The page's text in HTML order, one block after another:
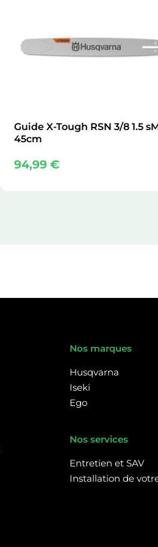
Guide X-Tough RSN 3/8 1.5
45cm
94,99€
Nos marques
Husqvarna
Iseki
Ego
Nos services
Entretien et SAV
Installation de